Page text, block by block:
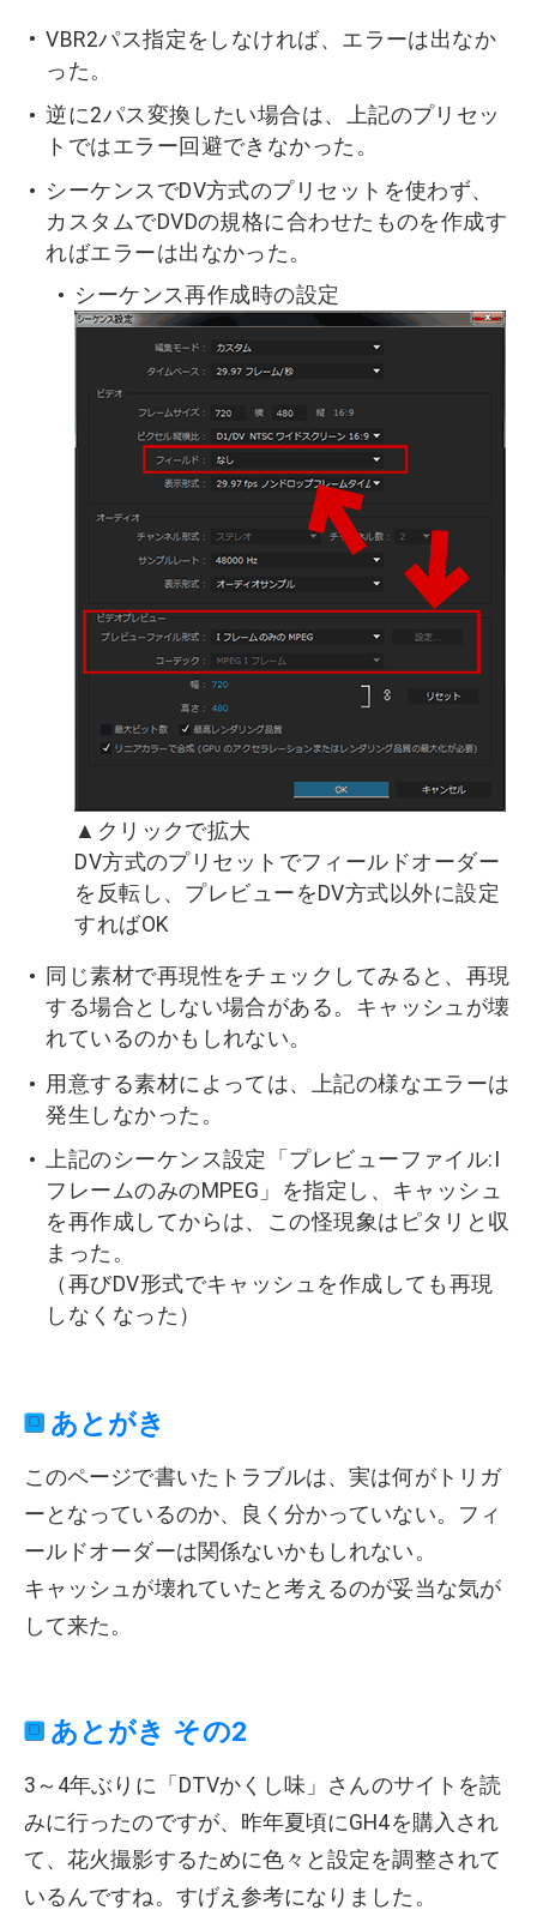
VBR2パス指定をしなければ、エラーは出なか
った。
逆に2パス変換したい場合は、上記のプリセッ
トではエラー回避できなかった。
シーケンスでDV方式のプリセットを使わず、
カスタムでDVDの規格に合わせたものを作成す
ればエラーは出なかった。
シーケンス再作成時の設定
▲クリックで拡大
DV方式のプリセットでフィールドオーダー
を反転し、プレビューをDV方式以外に設定
すればOK
同じ素材で再現性をチェックしてみると、再現
する場合としない場合がある。キャッシュが壊
れているのかもしれない。
用意する素材によっては、上記の様なエラーは
発生しなかった。
上記のシーケンス設定「プレビューファイル:I
フレームのみのMPEG」を指定し、キャッシュ
を再作成してからは、この怪現象はピタリと収
まった。
（再びDV形式でキャッシュを作成しても再現
しなくなった）
あとがき
このページで書いたトラブルは、実は何がトリガ
ーとなっているのか、良く分かっていない。フィ
ールドオーダーは関係ないかもしれない。
キャッシュが壊れていたと考えるのが妥当な気が
して来た。
あとがき その2
3～4年ぶりに「DTVかくし味」さんのサイトを読
みに行ったのですが、昨年夏頃にGH4を購入され
て、花火撮影するために色々と設定を調整されて
いるんですね。すげえ参考になりました。